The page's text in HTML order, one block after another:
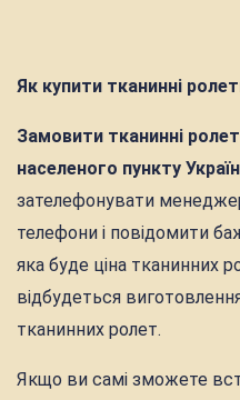
Як купити тканинні
Замовити тканинні
населеного пункту
зателефонувати
телефони і повідомити
яка буде ціна тканинних
відбудеться
тканинних ролет.
Якщо ви самі зможете